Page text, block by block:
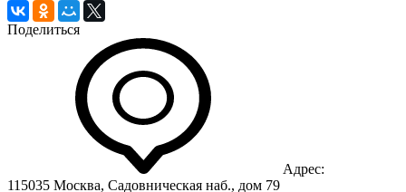
Поделиться
Адрес:
115035 Москва, Садовническая наб., дом 79